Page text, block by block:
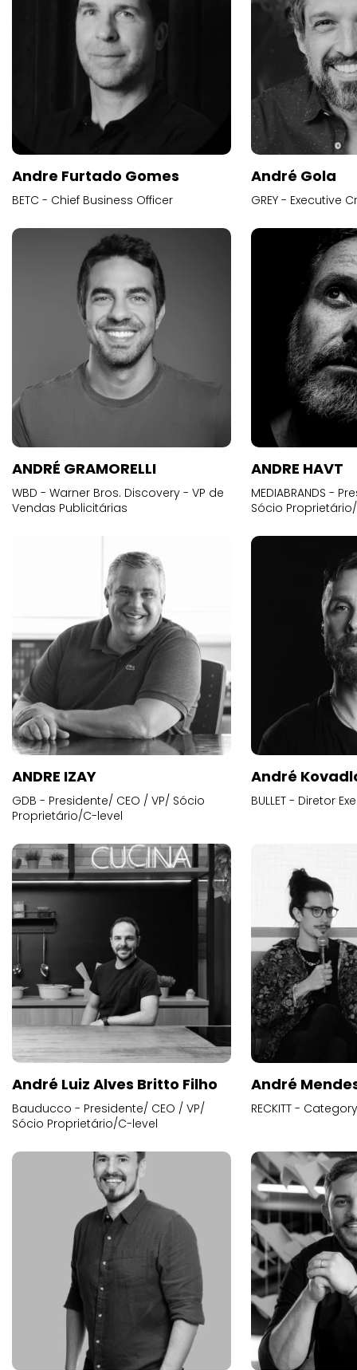
Andre Furtado Gomes
BETC - Chief Business Officer
André Gola
GREY - Executive
ANDRÉ GRAMORELLI
WBD - Warner Bros. Discovery - VP de
Vendas Publicitárias
ANDRE HAVT
MEDIABRANDS -
Sócio
ANDRE IZAY
GDB - Presidente/ CEO / VP/ Sócio
Proprietário/C-level
André
BULLET - Diretor
André Luiz Alves Britto Filho
Bauducco - Presidente/ CEO / VP/
Sócio Proprietário/C-level
André
RECKITT -